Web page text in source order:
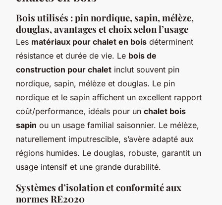
Bois utilisés : pin nordique, sapin, mélèze,
douglas, avantages et choix selon l’usage
Les matériaux pour chalet en bois déterminent
résistance et durée de vie. Le bois de
construction pour chalet inclut souvent pin
nordique, sapin, mélèze et douglas. Le pin
nordique et le sapin affichent un excellent rapport
coût/performance, idéals pour un chalet bois
sapin ou un usage familial saisonnier. Le mélèze,
naturellement imputrescible, s’avère adapté aux
régions humides. Le douglas, robuste, garantit un
usage intensif et une grande durabilité.
Systèmes d’isolation et conformité aux
normes RE2020